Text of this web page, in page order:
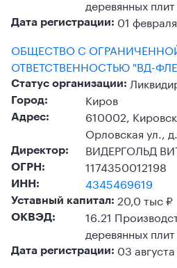
деревянных
Дата регистрации: 01
ОБЩЕСТВО С
ОТВЕТСТВЕННОСТЬЮ "ВД-
Статус организации:
Город: Киров
Адрес:
610002,
Орловская ул.,
Директор: ВИДЕРГОЛЬД
ОГРН: 1174350012198
ИНН: 4345469619
Уставный капитал: 20,0 тыс ₽
ОКВЭД:
16.21
деревянных
Дата регистрации: 03